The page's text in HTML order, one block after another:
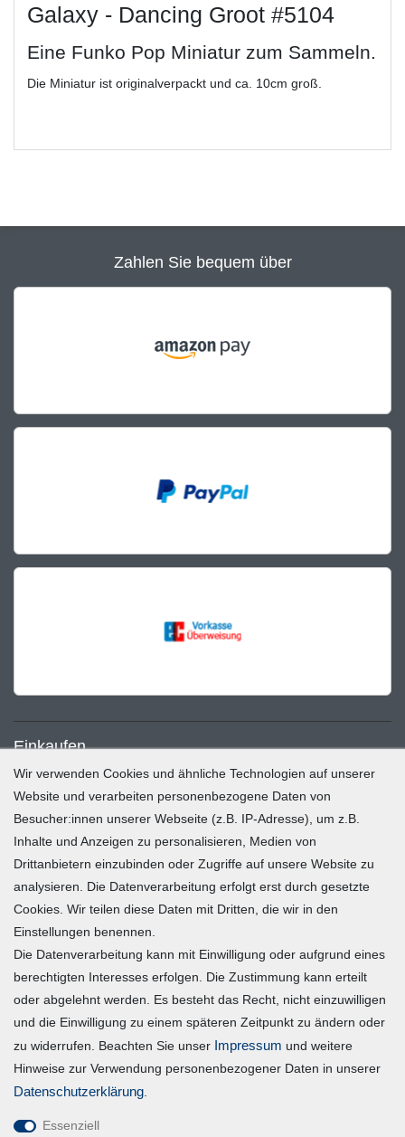
Galaxy - Dancing Groot #5104
Eine Funko Pop Miniatur zum Sammeln.
Die Miniatur ist originalverpackt und ca. 10cm groß.
Zahlen Sie bequem über
Einkaufen
Zahlung und Versand
Widerrufsrecht
Warenkorb
Zur Kasse
Mein Konto
Registrieren
Login
Vertrag widerrufen
Unternehmen
Wir verwenden Cookies und ähnliche Technologien auf unserer
Website und verarbeiten personenbezogene Daten von
Besucher:innen unserer Webseite (z.B. IP-Adresse), um z.B.
Inhalte und Anzeigen zu personalisieren, Medien von
Drittanbietern einzubinden oder Zugriffe auf unsere Website zu
analysieren. Die Datenverarbeitung erfolgt erst durch gesetzte
Cookies. Wir teilen diese Daten mit Dritten, die wir in den
Einstellungen benennen.
Die Datenverarbeitung kann mit Einwilligung oder aufgrund eines
berechtigten Interesses erfolgen. Die Zustimmung kann erteilt
oder abgelehnt werden. Es besteht das Recht, nicht einzuwilligen
und die Einwilligung zu einem späteren Zeitpunkt zu ändern oder
zu widerrufen. Beachten Sie unser Impressum und weitere
Hinweise zur Verwendung personenbezogener Daten in unserer
Daten­schutz­erklärung
Essenziell